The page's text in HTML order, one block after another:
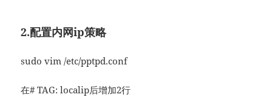
2.配置内网ip策略
sudo vim /etc/pptpd.conf
在# TAG: localip后增加2行